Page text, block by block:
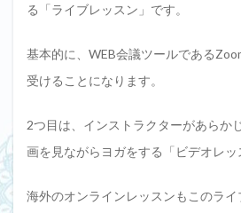
る「ライブレッスン」です。
基本的に、WEB会議ツールである
受けることになります。
2つ目は、インストラクターがあらか
画を見ながらヨガをする「ビデオレッ
海外のオンラインレッスンもこのラ